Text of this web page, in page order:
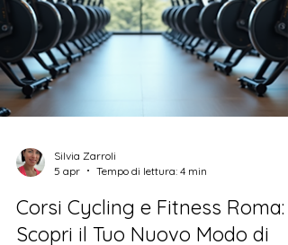
l’allenamento don